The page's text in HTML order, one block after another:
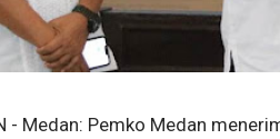
- Medan: Pemko Medan